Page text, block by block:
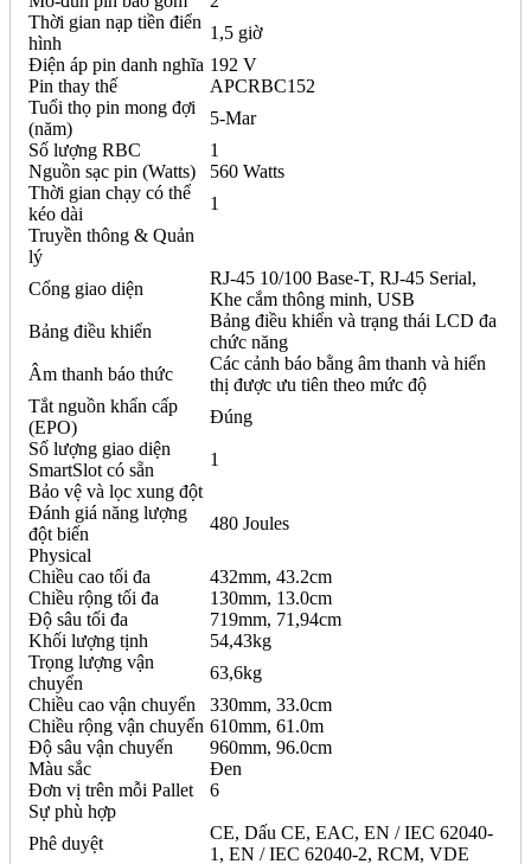
Thời gian nạp tiền điển
hình
1,5 giờ
Điện áp pin danh nghĩa 192 V
Pin thay thế
APCRBC152
Tuổi thọ pin mong đợi
(năm)
5-Mar
Số lượng RBC
1
Nguồn sạc pin (Watts)
560 Watts
Thời gian chạy có thể
kéo dài
1
Truyền thông & Quản
lý
Cổng giao diện
RJ-45 10/100 Base-T, RJ-45 Serial,
Khe cắm thông minh, USB
Bảng điều khiển
Bảng điều khiển và trạng thái LCD đa
chức năng
Âm thanh báo thức
Các cảnh báo bằng âm thanh và hiển
thị được ưu tiên theo mức độ
Tắt nguồn khẩn cấp
(EPO)
Đúng
Số lượng giao diện
SmartSlot có sẵn
1
Bảo vệ và lọc xung đột
Đánh giá năng lượng
đột biến
480 Joules
Physical
Chiều cao tối đa
432mm, 43.2cm
Chiều rộng tối đa
130mm, 13.0cm
Độ sâu tối đa
719mm, 71,94cm
Khối lượng tịnh
54,43kg
Trọng lượng vận
chuyển
63,6kg
Chiều cao vận chuyển
330mm, 33.0cm
Chiều rộng vận chuyển 610mm, 61.0m
Độ sâu vận chuyển
960mm, 96.0cm
Màu sắc
Đen
Đơn vị trên mỗi Pallet
6
Sự phù hợp
Phê duyệt
CE, Dấu CE, EAC, EN / IEC 62040-
1, EN / IEC 62040-2, RCM, VDE